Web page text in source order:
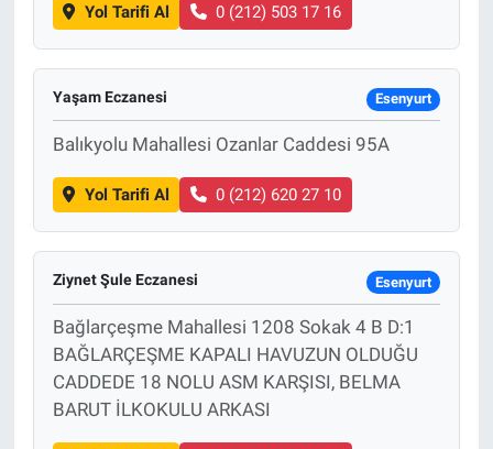
Yol Tarifi Al 0 (212) 503 17 16
Yaşam Eczanesi Esenyurt
Balıkyolu Mahallesi Ozanlar Caddesi 95A
Yol Tarifi Al 0 (212) 620 27 10
Ziynet Şule Eczanesi Esenyurt
Bağlarçeşme Mahallesi 1208 Sokak 4 B D:1
BAĞLARÇEŞME KAPALI HAVUZUN OLDUĞU
CADDEDE 18 NOLU ASM KARŞISI, BELMA
BARUT İLKOKULU ARKASI